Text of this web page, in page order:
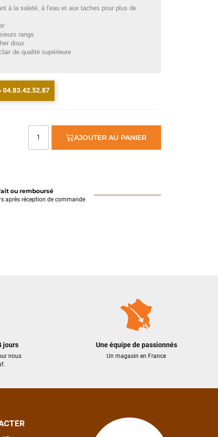
à la saleté, à l'eau et aux taches pour plus de
rangs
doux
de qualité supérieure
04.83.42.52.87
AJOUTER AU PANIER
ou remboursé
après réception de commande
jours
nous
Une équipe de passionnés
Un magasin en France